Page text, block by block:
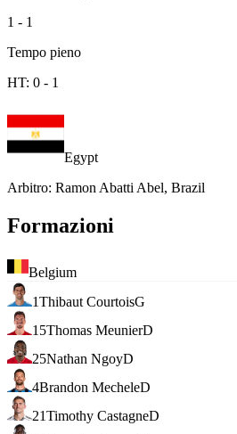
1 - 1
Tempo pieno
HT: 0 - 1
Egypt
Arbitro: Ramon Abatti Abel, Brazil
Formazioni
Belgium
1Thibaut CourtoisG
15Thomas MeunierD
25Nathan NgoyD
4Brandon MecheleD
21Timothy CastagneD